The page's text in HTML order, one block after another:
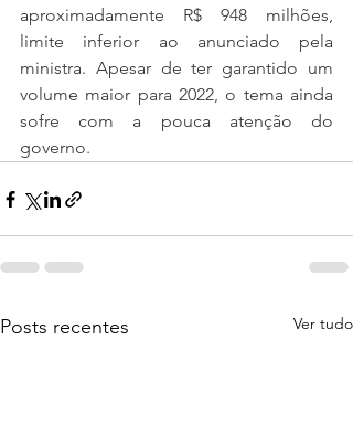
aproximadamente R$ 948 milhões,
limite inferior ao anunciado pela
ministra. Apesar de ter garantido um
volume maior para 2022, o tema ainda
sofre com a pouca atenção do
governo.
Posts recentes Ver tudo